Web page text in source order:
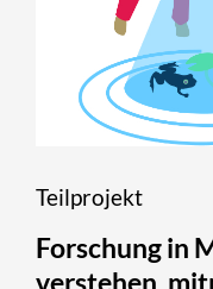
Teilprojekt
Forschung in
verstehen,